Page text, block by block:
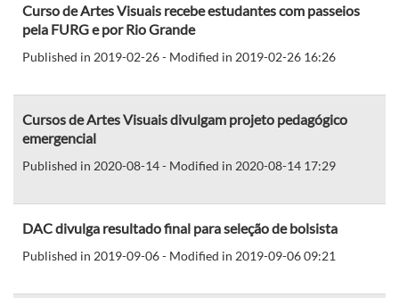
Curso de Artes Visuais recebe estudantes com passeios
pela FURG e por Rio Grande
Published in 2019-02-26 - Modified in 2019-02-26 16:26
Cursos de Artes Visuais divulgam projeto pedagógico
emergencial
Published in 2020-08-14 - Modified in 2020-08-14 17:29
DAC divulga resultado final para seleção de bolsista
Published in 2019-09-06 - Modified in 2019-09-06 09:21